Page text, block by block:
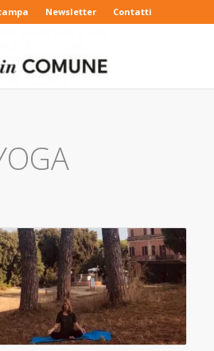
Newsletter Contatti